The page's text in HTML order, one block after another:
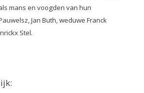
mans en voogden van hun
Jan Buth, weduwe Franck
Stel.